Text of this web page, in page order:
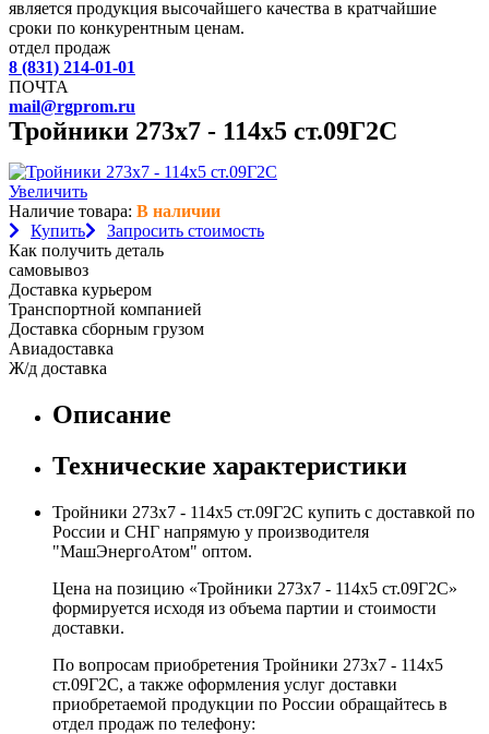
является продукция высочайшего качества в кратчайшие
сроки по конкурентным ценам.
отдел продаж
8 (831) 214-01-01
ПОЧТА
mail@rgprom.ru
Тройники 273х7 - 114х5 ст.09Г2С
Увеличить
Наличие товара: В наличии
Купить
Запросить стоимость
Как получить деталь
самовывоз
Доставка курьером
Транспортной компанией
Доставка сборным грузом
Авиадоставка
Ж/д доставка
Описание
Технические характеристики
Тройники 273х7 - 114х5 ст.09Г2С купить с доставкой по
России и СНГ напрямую у производителя
"МашЭнергоАтом" оптом.
Цена на позицию «Тройники 273х7 - 114х5 ст.09Г2С»
формируется исходя из объема партии и стоимости
доставки.
По вопросам приобретения Тройники 273х7 - 114х5
ст.09Г2С, а также оформления услуг доставки
приобретаемой продукции по России обращайтесь в
отдел продаж по телефону: